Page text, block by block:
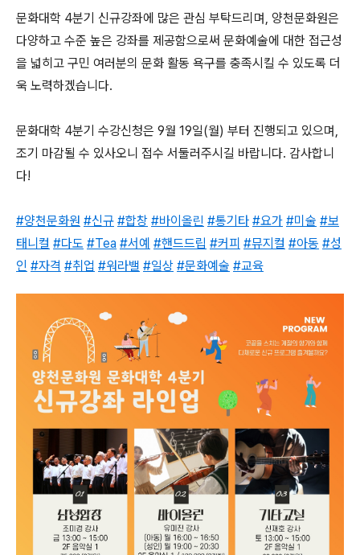
문화대학 4분기 신규강좌에 많은 관심 부탁드리며, 양천문화원은
다양하고 수준 높은 강좌를 제공함으로써 문화예술에 대한 접근성
을 넓히고 구민 여러분의 문화 활동 욕구를 충족시킬 수 있도록 더
욱 노력하겠습니다.
문화대학 4분기 수강신청은 9월 19일(월) 부터 진행되고 있으며,
조기 마감될 수 있사오니 접수 서둘러주시길 바랍니다. 감사합니
다!
#양천문화원 #신규 #합창 #바이올린 #통기타 #요가 #미술 #보
태니컬 #다도 #Tea #서예 #핸드드립 #커피 #뮤지컬 #아동 #성
인 #자격 #취업 #워라밸 #일상 #문화예술 #교육